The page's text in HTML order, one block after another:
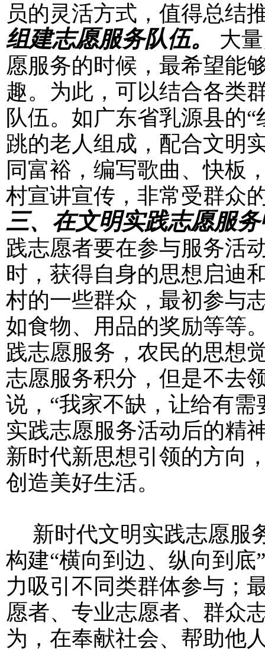
员的灵活方式，值得总结
组建志愿服务队伍。 大
愿服务的时候，最希望能
趣。为此，可以结合各类
队伍。如广东省乳源县的
跳的老人组成，配合文明
同富裕，编写歌曲、快板
村宣讲宣传，非常受群众
三、在文明实践志愿服
践志愿者要在参与服务活
时，获得自身的思想启迪
村的一些群众，最初参与
如食物、用品的奖励等等
践志愿服务，农民的思想
志愿服务积分，但是不去
说，“我家不缺，让给有
实践志愿服务活动后的精
新时代新思想引领的方向
创造美好生活。
新时代文明实践志愿服
构建“横向到边、纵向到
力吸引不同类群体参与；
愿者、专业志愿者、群众
为，在奉献社会、帮助他